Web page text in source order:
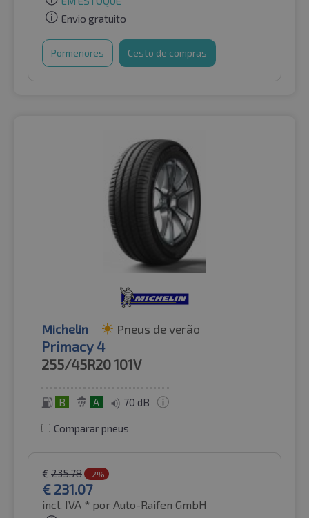
Envio gratuito
Pormenores Cesto de compras
Michelin Pneus de verão
Primacy 4
255/45R20101V
B A 70 dB
Comparar pneus
€ 235.78 -2%
€ 231.07
incl. IVA * por Auto-Raifen GmbH